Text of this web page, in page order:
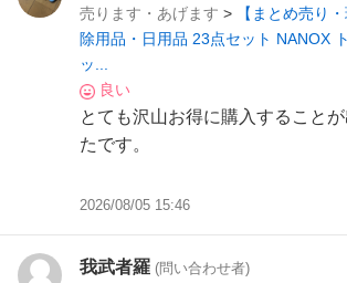
売ります・あげます >
【まとめ売り
除用品・日用品 23点セット NANOX
ッ...
良い
とても沢山お得に購入すること
たです。
子育て世帯5品無料や詰め放題も
っては普段使う洗剤なども沢山あ
ありがとうございました
2026/08/05 15:46
我武者羅 (問い合わせ者)